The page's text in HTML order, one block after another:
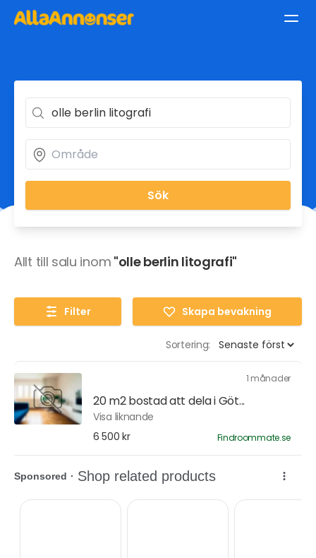
Sök
Allt till salu inom "olle berlin litografi"
Filter Skapa bevakning
Sortering:
1 månader
20 m2 bostad att dela i Göt...
Visa liknande
6 500 kr
Findroommate.se